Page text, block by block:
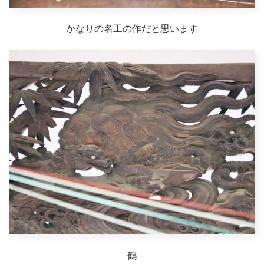
かなりの名工の作だと思います
鶴